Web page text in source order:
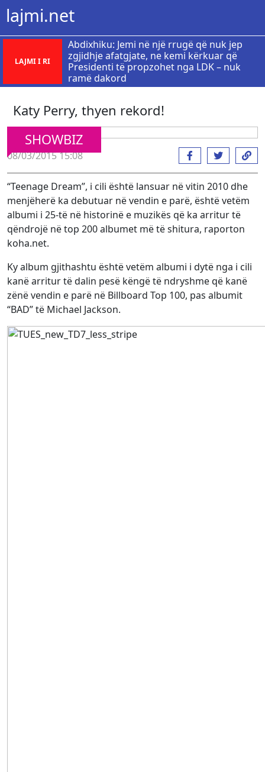
lajmi.net
LAJMI I RI
Abdixhiku: Jemi në një rrugë që nuk jep
zgjidhje afatgjate, ne kemi kërkuar që
Presidenti të propzohet nga LDK – nuk
ramë dakord
Katy Perry, thyen rekord!
SHOWBIZ
08/03/2015 15:08
“Teenage Dream”, i cili është lansuar në vitin 2010 dhe
menjëherë ka debutuar në vendin e parë, është vetëm
albumi i 25-të në historinë e muzikës që ka arritur të
qëndrojë në top 200 albumet më të shitura, raporton
koha.net.
Ky album gjithashtu është vetëm albumi i dytë nga i cili
kanë arritur të dalin pesë këngë të ndryshme që kanë
zënë vendin e parë në Billboard Top 100, pas albumit
“BAD” të Michael Jackson.